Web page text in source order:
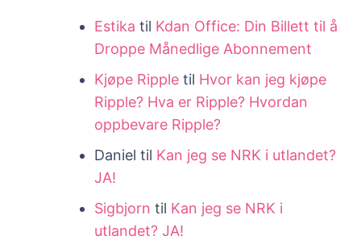
Estika til Kdan Office: Din Billett til å
Droppe Månedlige Abonnement
Kjøpe Ripple til Hvor kan jeg kjøpe
Ripple? Hva er Ripple? Hvordan
oppbevare Ripple?
Daniel til Kan jeg se NRK i utlandet?
JA!
Sigbjorn til Kan jeg se NRK i
utlandet? JA!